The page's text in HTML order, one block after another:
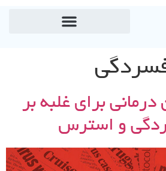
برای غلبه بر
و استرس